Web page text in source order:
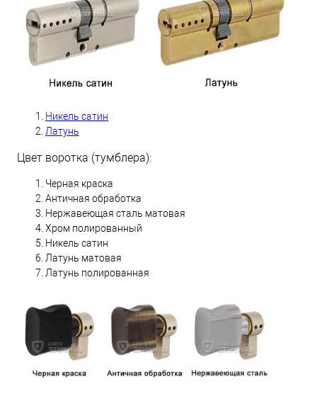
Никель сатин
Латунь
Цвет воротка (тумблера):
Черная краска
Античная обработка
Нержавеющая сталь матовая
Хром полированный
Никель сатин
Латунь матовая
Латунь полированная